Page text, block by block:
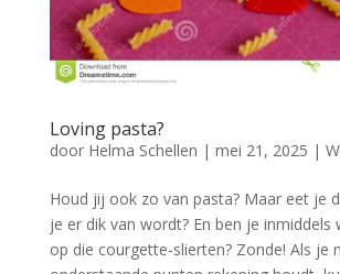
Loving pasta?
door Helma Schellen | mei 21, 2025 |
Houd jij ook zo van pasta? Maar eet je
je er dik van wordt? En ben je inmiddels
op die courgette-slierten? Zonde! Als je